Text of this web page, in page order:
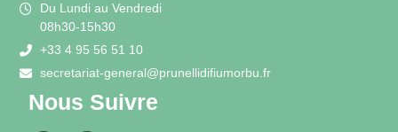
Du Lundi au Vendredi
08h30-15h30
+33 4 95 56 51 10
secretariat-general@prunellidifiumorbu.fr
Nous Suivre